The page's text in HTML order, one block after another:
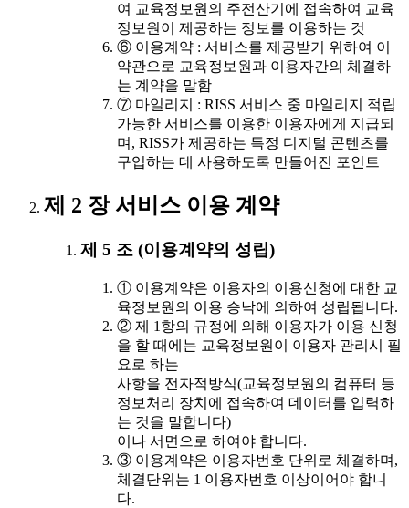
여 교육정보원의 주전산기에 접속하여 교육
정보원이 제공하는 정보를 이용하는 것
⑥ 이용계약 : 서비스를 제공받기 위하여 이
약관으로 교육정보원과 이용자간의 체결하
는 계약을 말함
⑦ 마일리지 : RISS 서비스 중 마일리지 적립
가능한 서비스를 이용한 이용자에게 지급되
며, RISS가 제공하는 특정 디지털 콘텐츠를
구입하는 데 사용하도록 만들어진 포인트
제 2 장 서비스 이용 계약
제 5 조 (이용계약의 성립)
① 이용계약은 이용자의 이용신청에 대한 교
육정보원의 이용 승낙에 의하여 성립됩니다.
② 제 1항의 규정에 의해 이용자가 이용 신청
을 할 때에는 교육정보원이 이용자 관리시 필
요로 하는
사항을 전자적방식(교육정보원의 컴퓨터 등
정보처리 장치에 접속하여 데이터를 입력하
는 것을 말합니다)
이나 서면으로 하여야 합니다.
③ 이용계약은 이용자번호 단위로 체결하며,
체결단위는 1 이용자번호 이상이어야 합니
다.